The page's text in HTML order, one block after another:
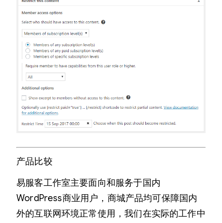
产品比较
易服客工作室主要面向和服务于国内
WordPress商业用户，商城产品均可保障国内
外的互联网环境正常使用，我们在实际的工作中